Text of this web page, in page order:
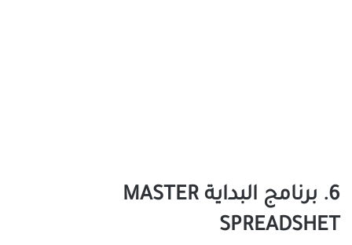
6. برنامج البداية MASTER
SPREADSHET